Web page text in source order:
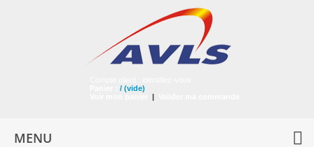
/ (vide)
|
MENU